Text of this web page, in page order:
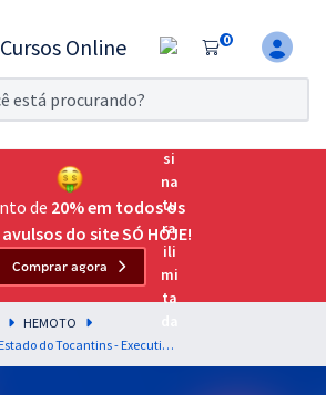
0
11
Teste grátis por 7 dias!
Passar
para o Exame da
para as principais
Brasil
de 20% em todos os
do site SÓ HOJE!
Comprar agora
HEMOTO
HEMOTO - Hemocentro do Estado do Tocantins - Executivo em Saúde (Módulo Especial) (Pré-Edital)